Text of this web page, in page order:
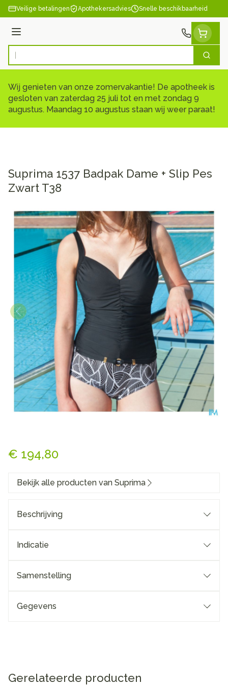
Ga naar de inhoud
Veilige betalingen Apothekersadvies Snelle beschikbaarheid
Menu
Product, merk, categorie... Zoek
Wij genieten van onze zomervakantie! De apotheek is
gesloten van zaterdag 25 juli tot en met zondag 9
augustus. Maandag 10 augustus staan wij weer paraat!
Suprima 1537 Badpak Dame + Slip Pes
Zwart T38
€ 194,80
Bekijk alle producten van Suprima
Beschrijving
Indicatie
Samenstelling
Gegevens
Gerelateerde producten